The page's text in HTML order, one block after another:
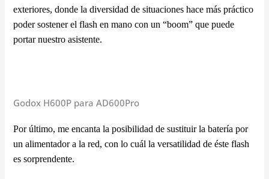
exteriores, donde la diversidad de situaciones hace más práctico
poder sostener el flash en mano con un “boom” que puede
portar nuestro asistente.
Godox H600P para AD600Pro
Por último, me encanta la posibilidad de sustituir la batería por
un alimentador a la red, con lo cuál la versatilidad de éste flash
es sorprendente.